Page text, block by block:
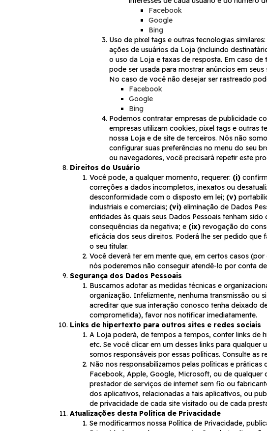
Facebook
Google
Bing
Uso de pixel tags e outras tecnologias similares:
ações de usuários da Loja (incluindo
o uso da Loja e taxas de resposta. Em caso
pode ser usada para mostrar anúncios em seus
No caso de você não desejar ser rastreado
Facebook
Google
Bing
Podemos contratar empresas de publicidade
empresas utilizam cookies, pixel tags e outras
nossa Loja e de site de terceiros. Nós não
configurar suas preferências no menu do seu
ou navegadores, você precisará repetir este
Direitos do Usuário
Você pode, a qualquer momento, requerer: (i)
correções a dados incompletos, inexatos ou
desconformidade com o disposto em lei; (v)
industriais e comerciais; (vi) eliminação de Dados
entidades às quais seus Dados Pessoais tenham sido
consequências da negativa; e (ix) revogação do
eficácia dos seus direitos. Poderá lhe ser pedido
o seu titular.
Você deverá ter em mente que, em certos casos
nós poderemos não conseguir atendê-lo por conta
Segurança dos Dados Pessoais
Buscamos adotar as medidas técnicas e
organização. Infelizmente, nenhuma transmissão ou
acreditar que sua interação conosco tenha deixado
comprometida), favor nos notificar imediatamente.
Links de hipertexto para outros sites e redes sociais
A Loja poderá, de tempos a tempos, conter links de
etc. Se você clicar em um desses links para
somos responsáveis por essas políticas. Consulte as
Não nos responsabilizamos pelas políticas e
Facebook, Apple, Google, Microsoft, ou de
prestador de serviços de internet sem fio ou
dos aplicativos, relacionadas a tais aplicativos, ou
de privacidade de cada site visitado ou de cada
Atualizações desta Política de Privacidade
Se modificarmos nossa Política de Privacidade,